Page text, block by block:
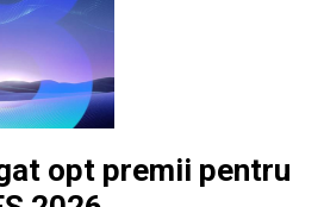
opt premii pentru